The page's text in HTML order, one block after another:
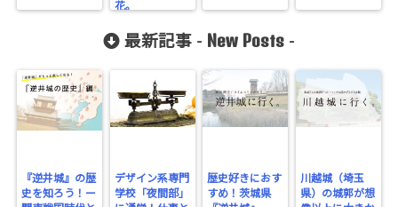
花。
最新記事 - New Posts -
『逆井城』の歴
史を知ろう！ー
デザイン系専門
学校「夜間部」
歴史好きにおす
すめ！茨城県
川越城（埼玉
県）の城郭が想